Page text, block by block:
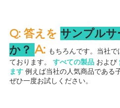
Q: 答えを サンプル
か？ A: もちろんです。当社
ております。 すべての製品 および
ます 例えば当社の人気商品である
ぜひ一度お試しください。